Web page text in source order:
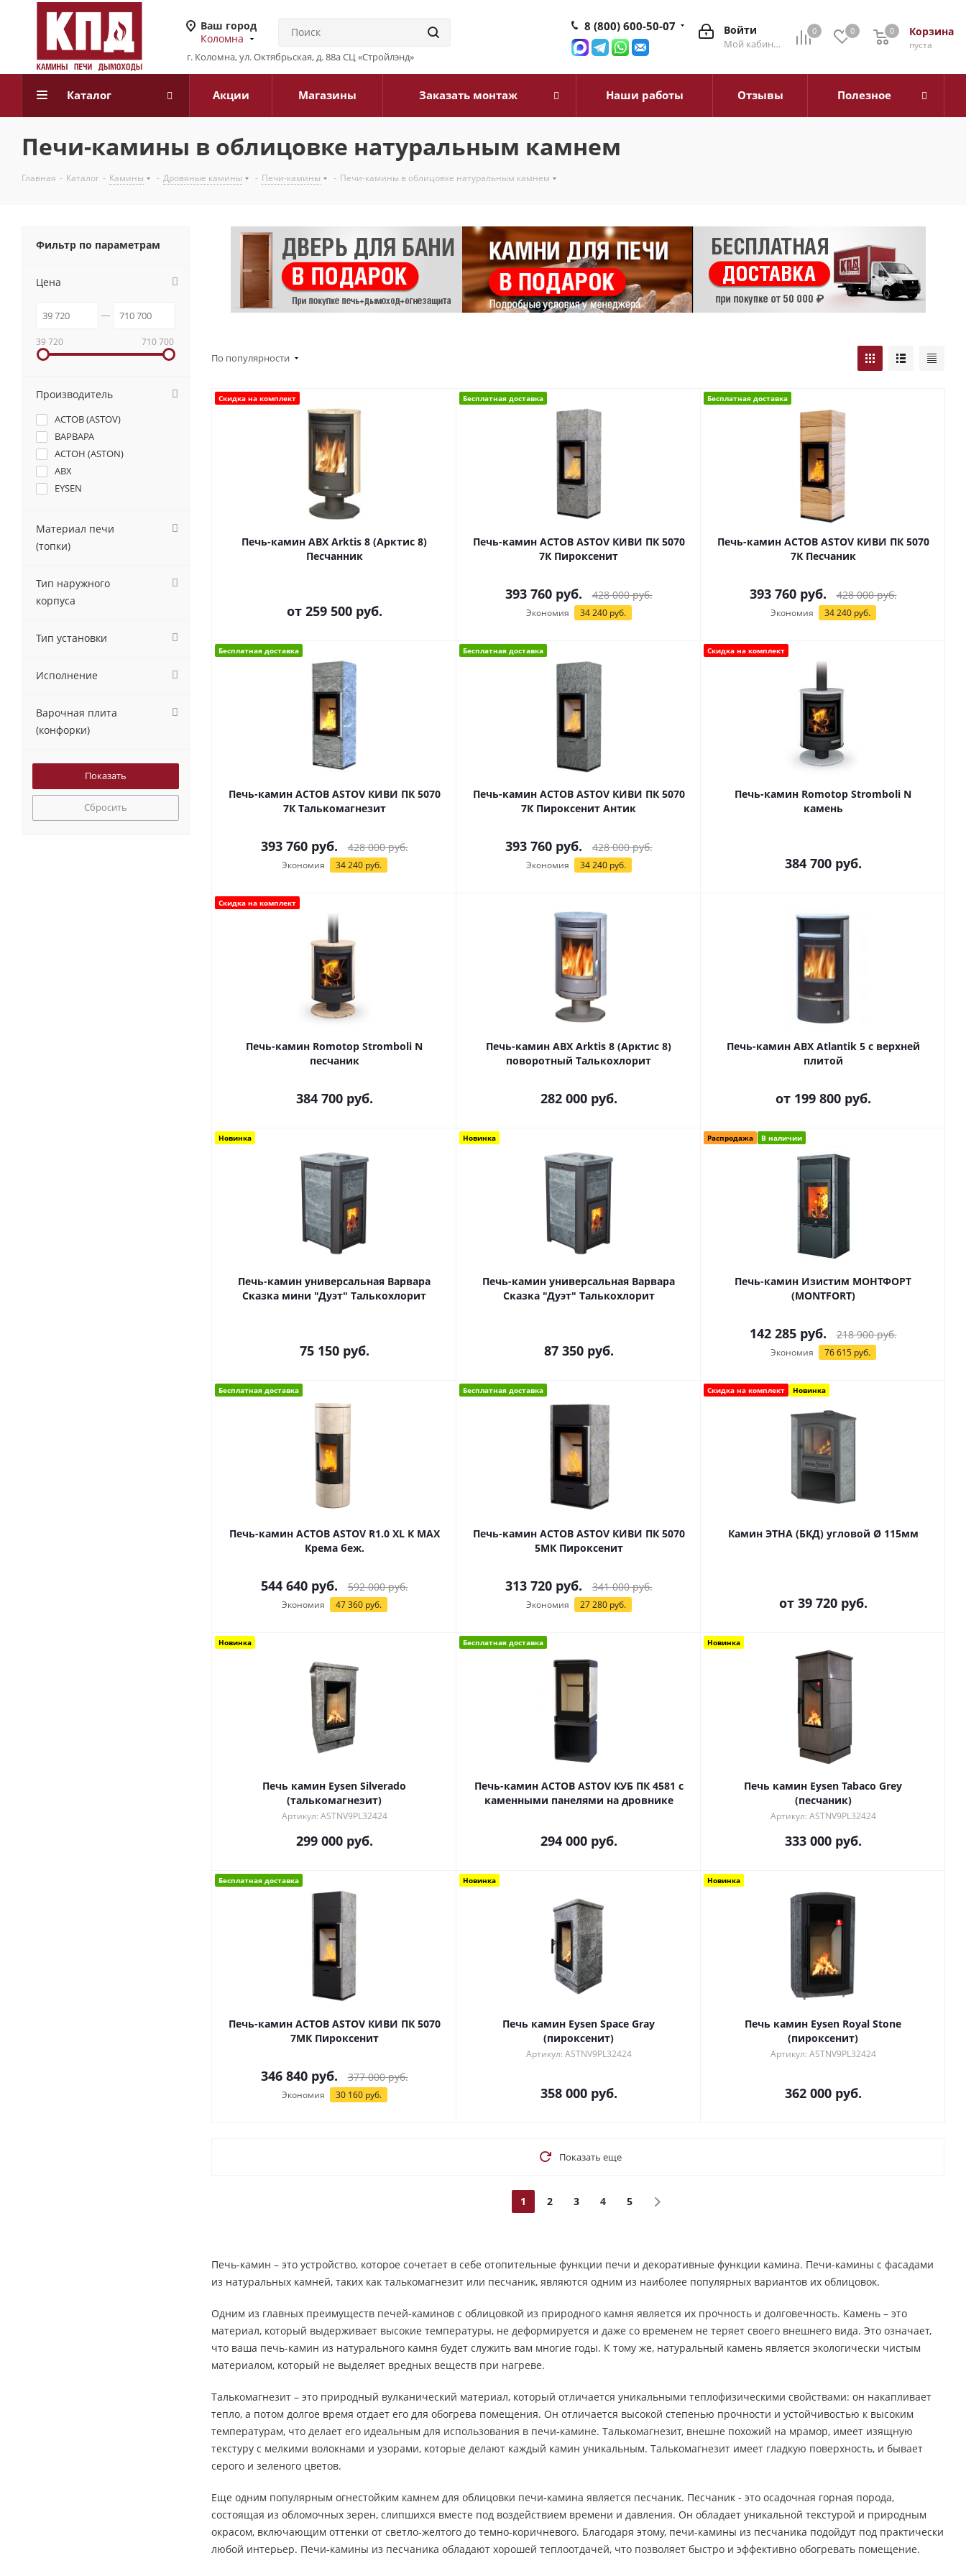
Ваш город
Коломна
г. Коломна, ул. Октябрьская, д. 88а СЦ «Стройлэнд»
0 0 Корзина
0
пуста
0
Войти
Мой кабинет
8 (800) 600-50-07
Каталог Акции Магазины Заказать монтаж Наши работы Отзывы Полезное
Печи-камины в облицовке натуральным камнем
Главная - Каталог - Камины - Дровяные камины - Печи-камины - Печи-камины в облицовке натуральным камнем
По популярности
Скидка на комплект
Печь-камин ABX Arktis 8 (Арктис 8)
Песчанник
от 259 500 руб.
Бесплатная доставка
Печь-камин АСТОВ ASTOV КИВИ ПК 5070
7К Пироксенит
393 760руб. 428 000руб.
Экономия 34 240руб.
Бесплатная доставка
Печь-камин АСТОВ ASTOV КИВИ ПК 5070
7К Песчаник
393 760руб. 428 000руб.
Экономия 34 240руб.
Бесплатная доставка
Печь-камин АСТОВ ASTOV КИВИ ПК 5070
7К Талькомагнезит
393 760руб. 428 000руб.
Экономия 34 240руб.
Бесплатная доставка
Печь-камин АСТОВ ASTOV КИВИ ПК 5070
7К Пироксенит Антик
393 760руб. 428 000руб.
Экономия 34 240руб.
Скидка на комплект
Печь-камин Romotop Stromboli N
камень
384 700руб.
Скидка на комплект
Печь-камин Romotop Stromboli N
песчаник
384 700руб.
Печь-камин ABX Arktis 8 (Арктис 8)
поворотный Талькохлорит
282 000руб.
Печь-камин ABX Atlantik 5 с верхней
плитой
от 199 800 руб.
Новинка
Печь-камин универсальная Варвара
Сказка мини "Дуэт" Талькохлорит
75 150руб.
Новинка
Печь-камин универсальная Варвара
Сказка "Дуэт" Талькохлорит
87 350руб.
Распродажа В наличии
Печь-камин Изистим МОНТФОРТ
(MONTFORT)
142 285руб. 218 900руб.
Экономия 76 615руб.
Бесплатная доставка
Печь-камин АСТОВ ASTOV R1.0 XL К MAX
Крема беж.
544 640руб. 592 000руб.
Экономия 47 360руб.
Бесплатная доставка
Печь-камин АСТОВ ASTOV КИВИ ПК 5070
5МК Пироксенит
313 720руб. 341 000руб.
Экономия 27 280руб.
Скидка на комплект Новинка
Камин ЭТНА (БКД) угловой Ø 115мм
от 39 720 руб.
Новинка
Печь камин Eysen Silverado
(талькомагнезит)
Артикул: ASTNV9PL32424
299 000руб.
Бесплатная доставка
Печь-камин АСТОВ ASTOV КУБ ПК 4581 с
каменными панелями на дровнике
294 000руб.
Новинка
Печь камин Eysen Tabaco Grey
(песчаник)
Артикул: ASTNV9PL32424
333 000руб.
Бесплатная доставка
Печь-камин АСТОВ ASTOV КИВИ ПК 5070
7МК Пироксенит
346 840руб. 377 000руб.
Экономия 30 160руб.
Новинка
Печь камин Eysen Space Gray
(пироксенит)
Артикул: ASTNV9PL32424
358 000руб.
Новинка
Печь камин Eysen Royal Stone
(пироксенит)
Артикул: ASTNV9PL32424
362 000руб.
Показать еще
1 2 3 4 5
Печь-камин – это устройство, которое сочетает в себе отопительные функции печи и декоративные функции камина. Печи-камины с фасадами
из натуральных камней, таких как талькомагнезит или песчаник, являются одним из наиболее популярных вариантов их облицовок.
Одним из главных преимуществ печей-каминов с облицовкой из природного камня является их прочность и долговечность. Камень – это
материал, который выдерживает высокие температуры, не деформируется и даже со временем не теряет своего внешнего вида. Это означает,
что ваша печь-камин из натурального камня будет служить вам многие годы. К тому же, натуральный камень является экологически чистым
материалом, который не выделяет вредных веществ при нагреве.
Талькомагнезит – это природный вулканический материал, который отличается уникальными теплофизическими свойствами: он накапливает
тепло, а потом долгое время отдает его для обогрева помещения. Он отличается высокой степенью прочности и устойчивостью к высоким
температурам, что делает его идеальным для использования в печи-камине. Талькомагнезит, внешне похожий на мрамор, имеет изящную
текстуру с мелкими волокнами и узорами, которые делают каждый камин уникальным. Талькомагнезит имеет гладкую поверхность, и бывает
серого и зеленого цветов.
Еще одним популярным огнестойким камнем для облицовки печи-камина является песчаник. Песчаник - это осадочная горная порода,
состоящая из обломочных зерен, слипшихся вместе под воздействием времени и давления. Он обладает уникальной текстурой и природным
окрасом, включающим оттенки от светло-желтого до темно-коричневого. Благодаря этому, печи-камины из песчаника подойдут под практически
любой интерьер. Печи-камины из песчаника обладают хорошей теплоотдачей, что позволяет быстро и эффективно обогревать помещение.
Фильтр по параметрам
Цена
39 720 710 700
Производитель
АСТОВ (ASTOV)
ВАРВАРА
АСТОН (ASTON)
ABX
EYSEN
Материал печи
(топки)
Тип наружного
корпуса
Тип установки
Исполнение
Варочная плита
(конфорки)
Сбросить